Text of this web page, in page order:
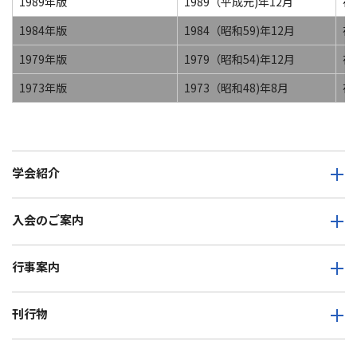
1984年版
1984（昭和59)年12月
在
1979年版
1979（昭和54)年12月
在
1973年版
1973（昭和48)年8月 在
学会紹介
入会のご案内
行事案内
刊行物